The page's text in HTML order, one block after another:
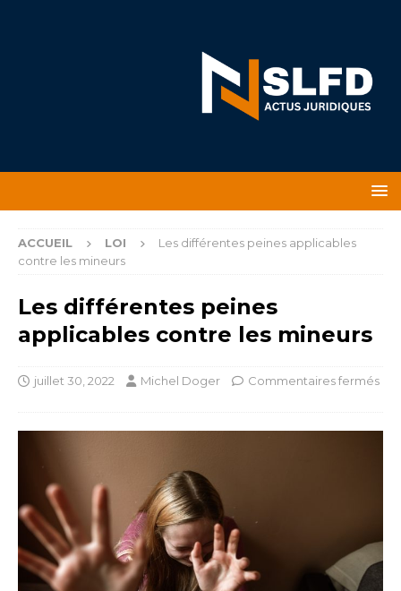
ACCUEIL LOI
Les différentes peines applicables
contre les mineurs
Les différentes peines
applicables contre les mineurs
juillet 30, 2022 Michel Doger Commentaires fermés